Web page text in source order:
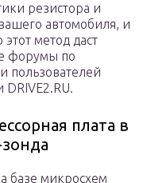
резистора и
автомобиля, и
метод даст
форумы по
пользователей
плата в
базе микросхем